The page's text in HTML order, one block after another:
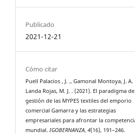
Publicado
2021-12-21
Cómo citar
Puell Palacios , J. ., Gamonal Montoya, J. A.
Landa Rojas, M. J. . (2021). El paradigma de
gestión de las MYPES textiles del emporio
comercial Gamarra y las estrategias
empresariales para afrontar la
mundial. IGOBERNANZA,4(16), 191–246.